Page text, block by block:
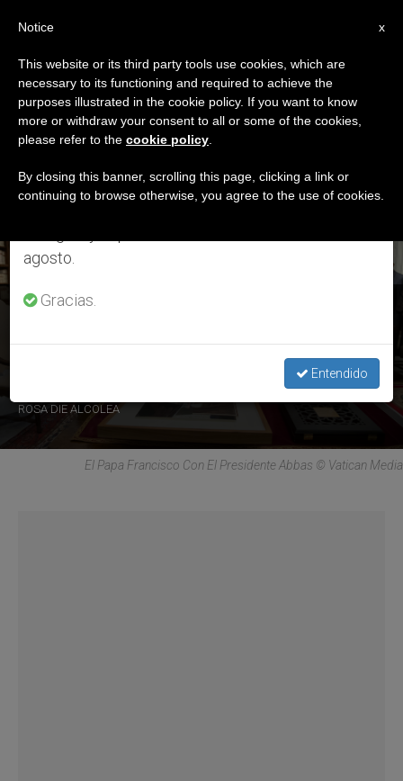
ETIQUETA
Posts Tagged ‘status’
ÚLTIMAS NOTICIAS
Palestina: El Papa y el Presidente Abbas acuerdan preservar
ROSA DIE ALCOLEA
El Papa Francisco Con El Presidente Abbas © Vatican Media
×
Aviso importante
Del 27 de julio al 7 de agosto haremos la pausa
anual, aprovechando que en el periodo de verano
se generan menos informaciones y también el
agosto.
Gracias.
Entendido
x
Notice
This website or its third party tools use cookies, which are
necessary to its functioning and required to achieve the
purposes illustrated in the cookie policy. If you want to know
more or withdraw your consent to all or some of the cookies,
please refer to the cookie policy
By closing this banner, scrolling this page, clicking a link or
continuing to browse otherwise, you agree to the use of cookies.